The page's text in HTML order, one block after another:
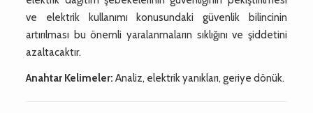
ve elektrik kullanımı konusundaki güvenlik bilincinin
artırılması bu önemli yaralanmaların sıklığını ve şiddetini
azaltacaktır.
Anahtar Kelimeler: Analiz, elektrik yanıkları, geriye dönük.